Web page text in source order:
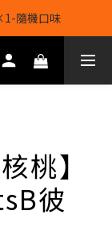
隨機口味
隨機口味
活動折扣疊加。
隨機口味
桃】
彼